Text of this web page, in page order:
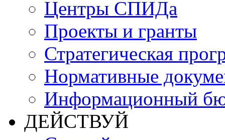
Центры СПИДа
Проекты и гранты
Стратегическая
Нормативные
Информационный
ДЕЙСТВУЙ